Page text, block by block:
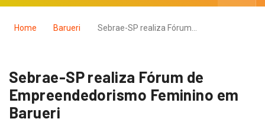
Home Barueri Sebrae-SP realiza Fórum…
Sebrae-SP realiza Fórum de
Empreendedorismo Feminino em
Barueri